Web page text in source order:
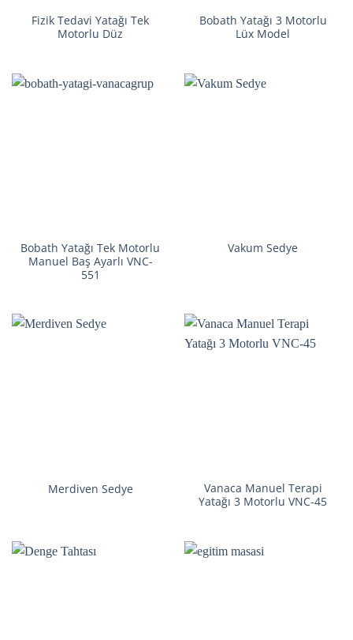
Fizik Tedavi Yatağı Tek
Motorlu Düz
Bobath Yatağı 3 Motorlu
Lüx Model
Bobath Yatağı Tek Motorlu
Manuel Baş Ayarlı VNC-
551
Vakum Sedye
Merdiven Sedye
Vanaca Manuel Terapi
Yatağı 3 Motorlu VNC-45